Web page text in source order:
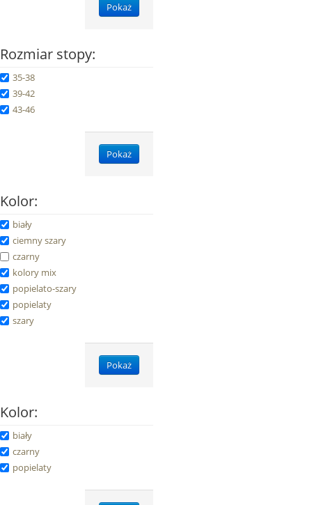
Pokaż
Rozmiar stopy:
35-38
39-42
43-46
Pokaż
Kolor:
biały
ciemny szary
czarny
kolory mix
popielato-szary
popielaty
szary
Pokaż
Kolor:
biały
czarny
popielaty